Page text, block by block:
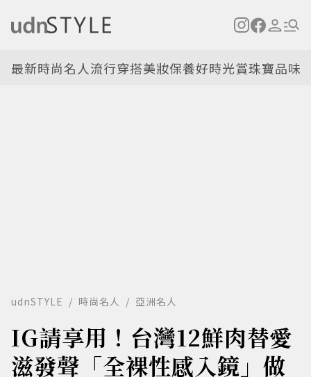
最新時尚名人流行穿搭美妝保養好時光賞珠寶品味
udnSTYLE 時尚名人 亞洲名人
IG請享用！台灣12鮮肉替愛
滋發聲「全裸性感入鏡」做